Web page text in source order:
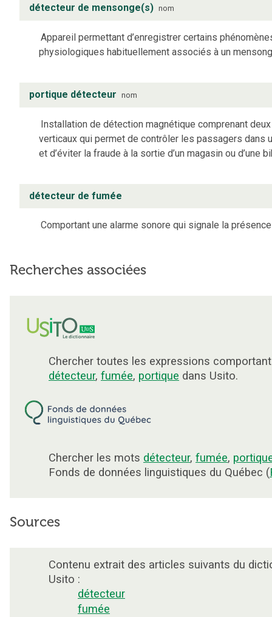
détecteur de mensonge(s) nom
Appareil permettant d’enregistrer certains
physiologiques habituellement associés à un
portique détecteur nom
Installation de détection magnétique comprenant
verticaux qui permet de contrôler les passagers dans
et d’éviter la fraude à la sortie d’un magasin ou d’une
détecteur de fumée
Comportant une alarme sonore qui signale la
Recherches associées
Chercher toutes les expressions
détecteur, fumée, portique dans Usito.
Chercher les mots détecteur, fumée,
Fonds de données linguistiques du Québec (
Sources
Contenu extrait des articles suivants du
Usito :
détecteur
fumée